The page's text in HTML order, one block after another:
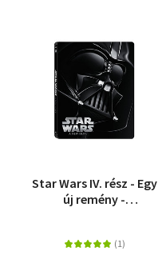
Természettudomány
Történelem
Star Wars IV. rész - Egy
új remény -